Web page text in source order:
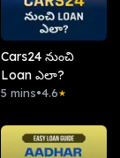
Cars24 నుంచి
Loan ఎలా?
5 mins•4.6★